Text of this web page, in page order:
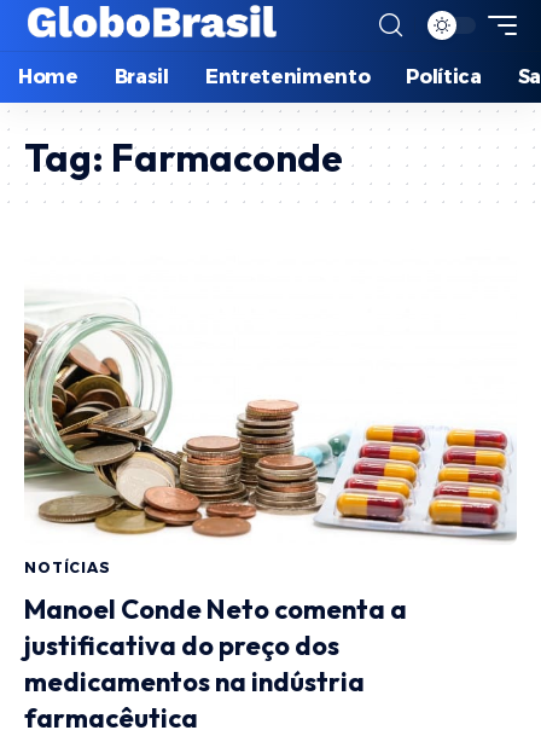
Home Brasil Entretenimento Política
Tag: Farmaconde
NOTÍCIAS
Manoel Conde Neto comenta a
justificativa do preço dos
medicamentos na indústria
farmacêutica